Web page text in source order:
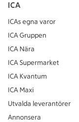
ICA
ICAs egna varor
ICA Gruppen
ICA Nära
ICA Supermarket
ICA Kvantum
ICA Maxi
Utvalda leverantörer
Annonsera